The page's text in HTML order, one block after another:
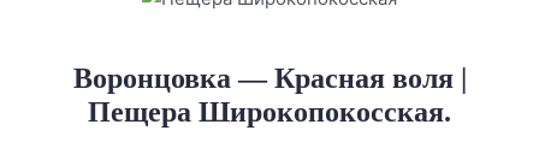
Воронцовка — Красная воля |
Пещера Широкопокосская.